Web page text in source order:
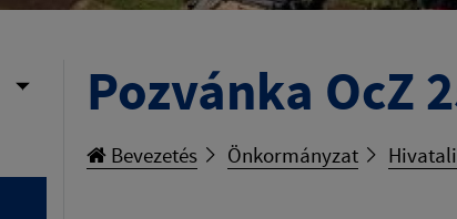
Pozvánka OcZ
Bevezetés Önkormányzat